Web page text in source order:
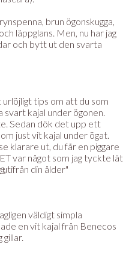
brun ögonskugga,
läppglans. Men, nu har jag
och bytt ut den svarta
tips om att du som
svart kajal under ögonen.
Sedan dök det upp ett
just vit kajal under ögat.
klarare ut, du får en piggare
var något som jag tyckte lät
din ålder"
väldigt simpla
en vit kajal från Benecos